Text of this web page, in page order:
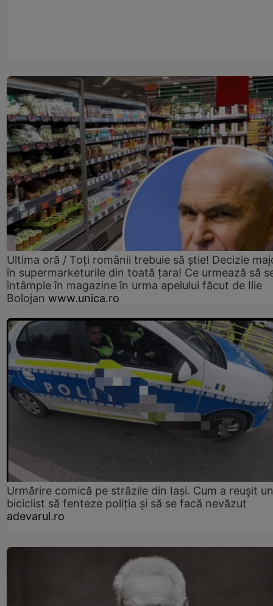
Ultima oră / Toți românii trebuie să știe! Decizie
în supermarketurile din toată țara! Ce urmează să
întâmple în magazine în urma apelului făcut de Ilie
Bolojan www.unica.ro
Urmărire comică pe străzile din Iași. Cum a reușit un
biciclist să fenteze poliția și să se facă nevăzut
adevarul.ro